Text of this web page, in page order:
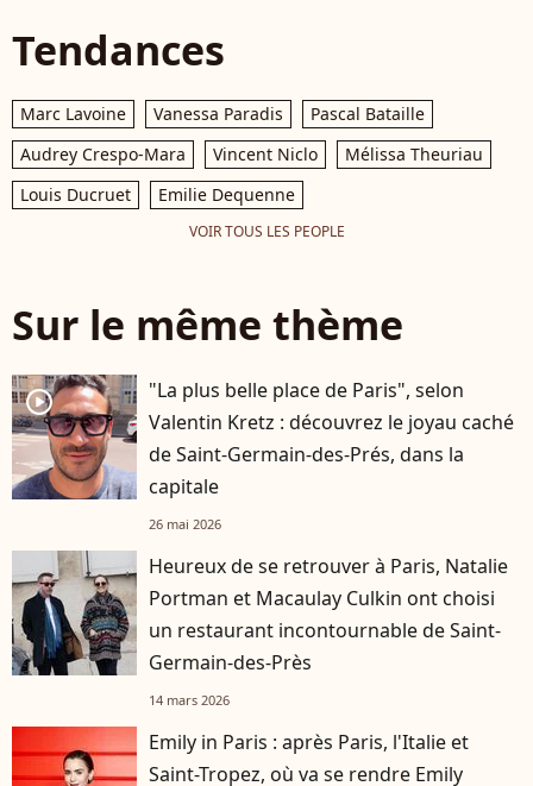
Tendances
Marc Lavoine Vanessa Paradis
Pascal Bataille
Audrey Crespo-Mara
Vincent Niclo
Mélissa Theuriau
Louis Ducruet
Emilie Dequenne
VOIR TOUS LES PEOPLE
Sur le même thème
player2
"La plus belle place de Paris", selon
Valentin Kretz : découvrez le joyau caché
de Saint-Germain-des-Prés, dans la
capitale
26 mai 2026
Heureux de se retrouver à Paris, Natalie
Portman et Macaulay Culkin ont choisi
un restaurant incontournable de Saint-
Germain-des-Près
14 mars 2026
Emily in Paris : après Paris, l'Italie et
Saint-Tropez, où va se rendre Emily